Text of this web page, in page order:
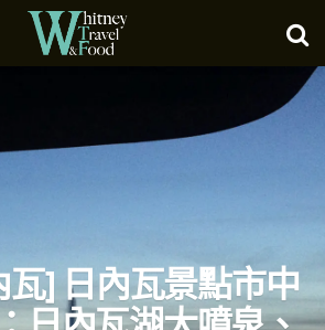
] 日內瓦景點市中